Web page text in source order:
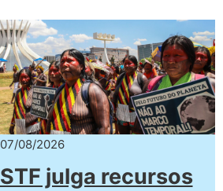
07/08/2026
STF julga recursos